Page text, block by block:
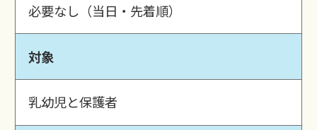
必要なし（当日・先着順）
対象
乳幼児と保護者